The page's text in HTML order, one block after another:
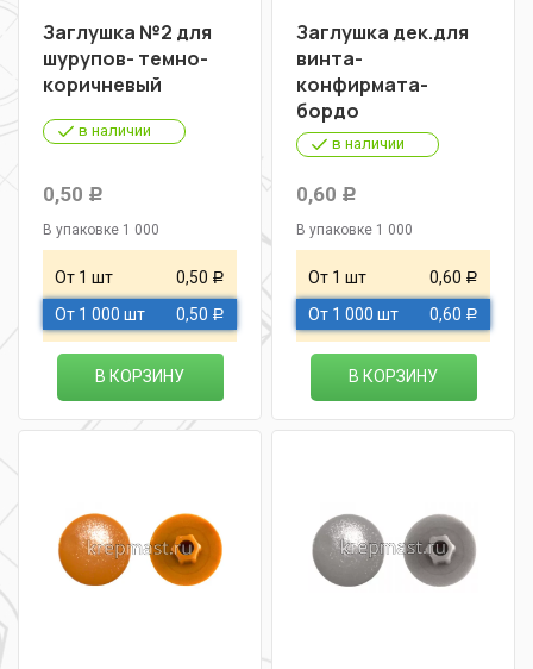
Заглушка №2 для
шурупов- темно-
коричневый
в наличии
0,50 Р
В упаковке 1 000
От 1 шт 0,50 Р
От 1 000 шт 0,50 Р
В КОРЗИНУ
Заглушка дек.для
винта-
конфирмата-
бордо
в наличии
0,60 Р
В упаковке 1 000
От 1 шт 0,60 Р
От 1 000 шт 0,60 Р
В КОРЗИНУ